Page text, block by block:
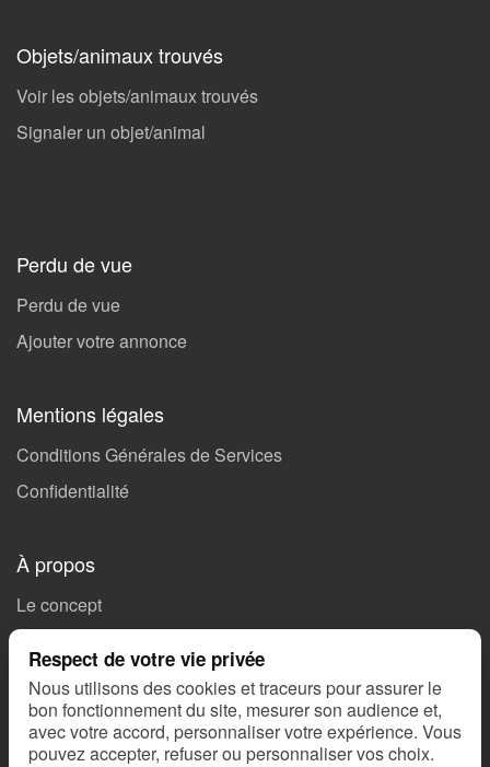
Objets/animaux trouvés
Voir les objets/animaux trouvés
Signaler un objet/animal
Perdu de vue
Perdu de vue
Ajouter votre annonce
Mentions légales
Conditions Générales de Services
Confidentialité
À propos
Le concept
Ils parlent de nous
Nous contacter
SOS Alertes
Respect de votre vie privée
Nous utilisons des cookies et traceurs pour assurer le
bon fonctionnement du site, mesurer son audience et,
avec votre accord, personnaliser votre expérience. Vous
pouvez accepter, refuser ou personnaliser vos choix.